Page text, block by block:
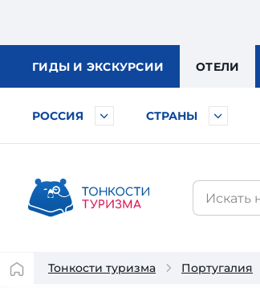
ГИДЫ И ЭКСКУРСИИ ОТЕЛИ
РОССИЯ СТРАНЫ
Тонкости туризма Португалия